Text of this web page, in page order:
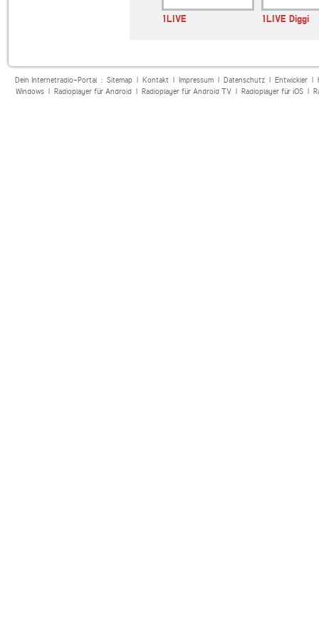
1LIVE 1LIVE Diggi
Dein Internetradio-Portal : Sitemap| Kontakt| Impressum| Datenschutz| Entwickler|
Windows| Radioplayer für Android| Radioplayer für Android TV| Radioplayer für iOS|